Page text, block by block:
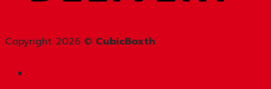
Copyright 2026 © CubicBoxth